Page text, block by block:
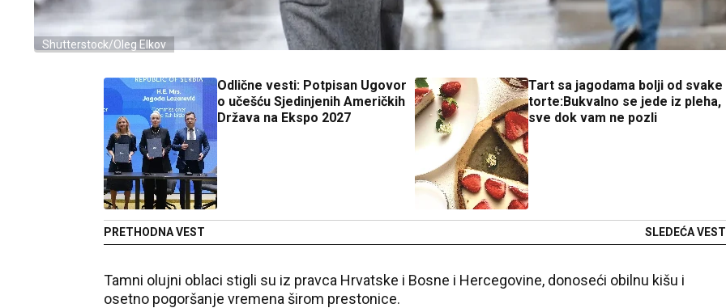
Shutterstock/Oleg Elkov
Odlične vesti: Potpisan Ugovor
o učešću Sjedinjenih Američkih
Država na Ekspo 2027
PRETHODNA VEST
Tart sa jagodama bolji od svake
torte:Bukvalno se jede iz pleha,
sve dok vam ne pozli
SLEDEĆA VEST
Tamni olujni oblaci stigli su iz pravca Hrvatske i Bosne i Hercegovine, donoseći obilnu kišu i
osetno pogoršanje vremena širom prestonice.